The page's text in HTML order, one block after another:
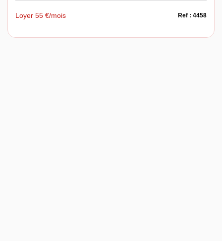
Loyer 55 €/mois Ref : 4458